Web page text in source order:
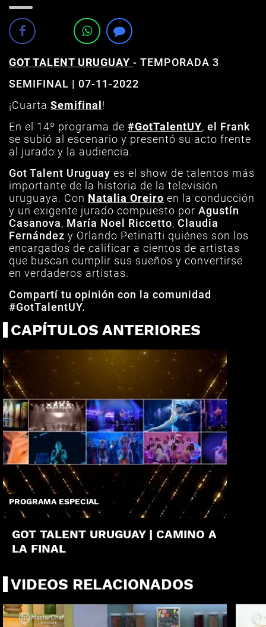
GOT TALENT URUGUAY - TEMPORADA 3
SEMIFINAL | 07-11-2022
¡Cuarta Semifinal !
En el 14º programa de #GotTalentUY, el Frank
se subió al escenario y presentó su acto frente
al jurado y la audiencia.
Got Talent Uruguay es el show de talentos más
importante de la historia de la televisión
uruguaya. Con Natalia Oreiro en la conducción
y un exigente jurado compuesto por Agustín
Casanova, María Noel Riccetto, Claudia
Fernández y Orlando Petinatti quiénes son los
encargados de calificar a cientos de artistas
que buscan cumplir sus sueños y convertirse
en verdaderos artistas.
Compartí tu opinión con la comunidad
#GotTalentUY.
CAPÍTULOS ANTERIORES
PROGRAMA ESPECIAL
GOT TALENT URUGUAY | CAMINO A
LA FINAL
VIDEOS RELACIONADOS